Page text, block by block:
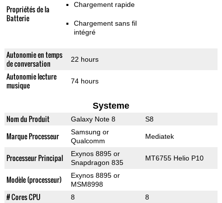
Propriétés de la
Batterie
Chargement rapide
Chargement sans fil
intégré
Autonomie en temps
de conversation
22 hours
Autonomie lecture
musique
74 hours
Systeme
Nom du Produit Galaxy Note 8 S8
Marque Processeur
Samsung or
Qualcomm
Mediatek
Processeur Principal
Exynos 8895 or
Snapdragon 835
MT6755 Helio P10
Modèle (processeur)
Exynos 8895 or
MSM8998
# Cores CPU 8 8